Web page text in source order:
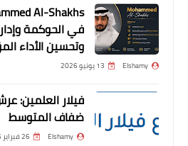
أخبار
لهذا السبب شركة
!
في الحوكمة
وتحسين الأداء
Elshamy 13 يونيو 2026
فيلار العلمين:
ضفاف المتوسط
Elshamy 26 فبراير 2026